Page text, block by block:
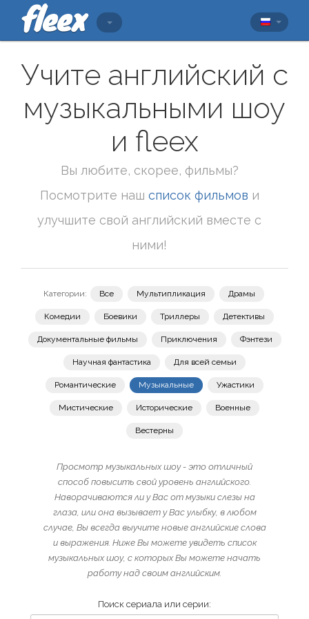
Учите английский с
музыкальными шоу
и fleex
Вы любите, скорее, фильмы?
Посмотрите наш список фильмов и
улучшите свой английский вместе с
ними!
Категории: Все Мультипликация Драмы
Комедии Боевики Триллеры Детективы
Документальные фильмы Приключения Фэнтези
Научная фантастика Для всей семьи
Романтические Музыкальные Ужастики
Мистические Исторические Военные
Вестерны
Просмотр музыкальных шоу - это отличный
способ повысить свой уровень английского.
Наворачиваются ли у Вас от музыки слезы на
глаза, или она вызывает у Вас улыбку, в любом
случае, Вы всегда выучите новые английские слова
и выражения. Ниже Вы можете увидеть список
музыкальных шоу, с которых Вы можете начать
работу над своим английским.
Поиск сериала или серии: